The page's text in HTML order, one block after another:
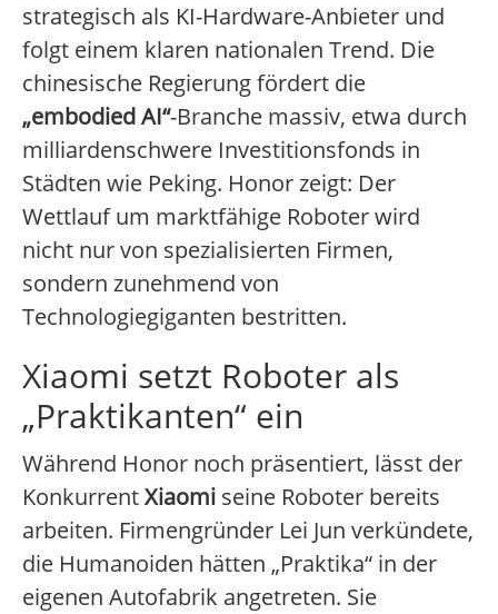
strategisch als KI-Hardware-Anbieter und
folgt einem klaren nationalen Trend. Die
chinesische Regierung fördert die
„embodied AI“-Branche massiv, etwa durch
milliardenschwere Investitionsfonds in
Städten wie Peking. Honor zeigt: Der
Wettlauf um marktfähige Roboter wird
nicht nur von spezialisierten Firmen,
sondern zunehmend von
Technologiegiganten bestritten.
Xiaomi setzt Roboter als
„Praktikanten“ ein
Während Honor noch präsentiert, lässt der
KonkurrentXiaomi seine Roboter bereits
arbeiten. Firmengründer Lei Jun verkündete,
die Humanoiden hätten „Praktika“ in der
eigenen Autofabrik angetreten. Sie